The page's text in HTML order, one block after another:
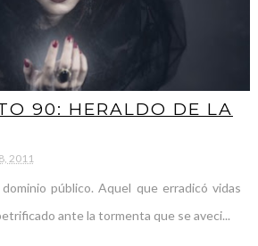
90: HERALDO DE LA
2011
público. Aquel que erradicó vidas
ante la tormenta que se aveci...